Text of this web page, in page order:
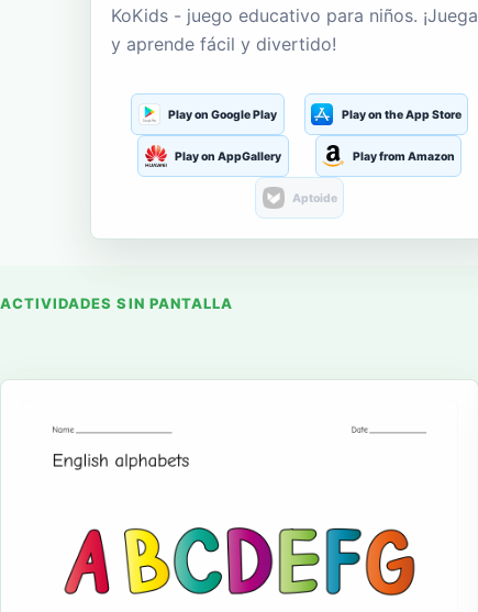
KoKids - juego educativo para niños. ¡Juega
y aprende fácil y divertido!
Play on Google Play Play on the App Store
Play on AppGallery Play from Amazon
Aptoide
ACTIVIDADES SIN PANTALLA